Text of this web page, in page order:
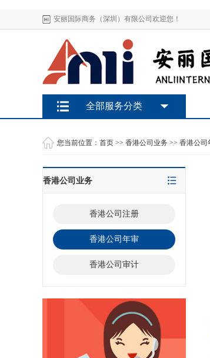
安丽国际商务（深圳）有限公司欢迎您！
全部服务分类
您当前位置： 首页 >> 香港公司业务 >> 香港公司
香港公司业务
香港公司注册
香港公司年审
香港公司审计